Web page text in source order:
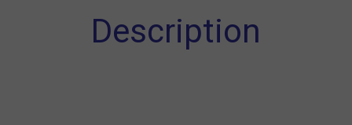
Description